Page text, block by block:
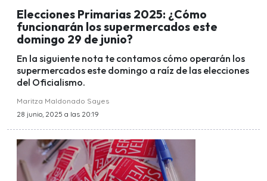
Elecciones Primarias 2025: ¿Cómo
funcionarán los supermercados este
domingo 29 de junio?
En la siguiente nota te contamos cómo operarán los
supermercados este domingo a raíz de las elecciones
del Oficialismo.
Maritza Maldonado Sayes
28 junio, 2025 a las 20:19